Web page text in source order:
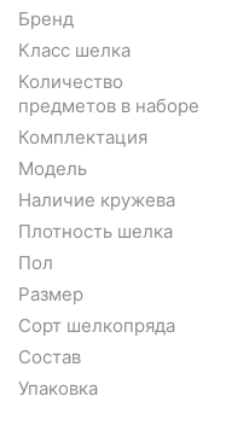
Бренд
Класс шелка
Количество
предметов в наборе
Комплектация
Модель
Наличие кружева
Плотность шелка
Пол
Размер
Сорт шелкопряда
Состав
Упаковка